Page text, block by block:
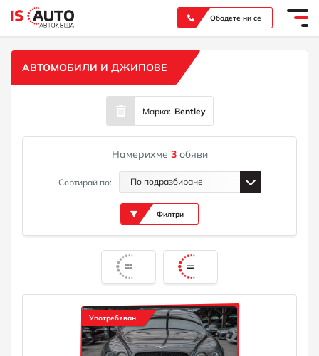
Обадете ни се
АВТОМОБИЛИ И ДЖИПОВЕ
Марка: Bentley
Намерихме 3 обяви
Сортирай по: По подразбиране
Филтри
Употребяван